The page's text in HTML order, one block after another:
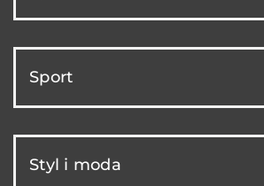
Sport
Styl i moda